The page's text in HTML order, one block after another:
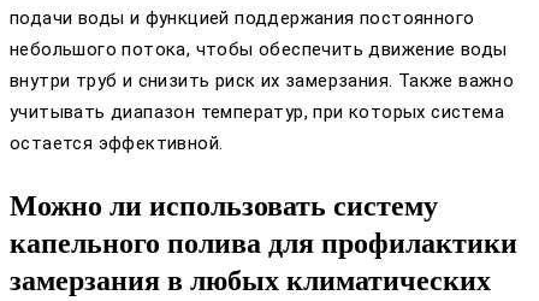
подачи воды и функцией поддержания постоянного
небольшого потока, чтобы обеспечить движение воды
внутри труб и снизить риск их замерзания. Также важно
учитывать диапазон температур, при которых система
остается эффективной.
Можно ли использовать систему
капельного полива для профилактики
замерзания в любых климатических